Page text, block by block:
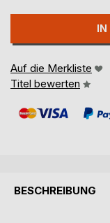
IN
Auf die Merkliste
Titel bewerten
BESCHREIBUNG